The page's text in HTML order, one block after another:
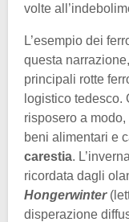
volte
L’esempio dei
questa
principali rotte
logistico tedesco.
risposero a
beni alimentari e
carestia.
ricordata dagli
Hongerwinter
disperazione